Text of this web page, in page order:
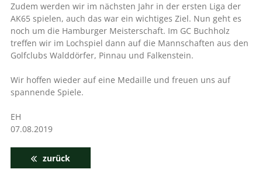
Zudem werden wir im nächsten Jahr in der ersten Liga der
AK65 spielen, auch das war ein wichtiges Ziel. Nun geht es
noch um die Hamburger Meisterschaft. Im GC Buchholz
treffen wir im Lochspiel dann auf die Mannschaften aus den
Golfclubs Walddörfer, Pinnau und Falkenstein.
Wir hoffen wieder auf eine Medaille und freuen uns auf
spannende Spiele.
EH
07.08.2019
zurück